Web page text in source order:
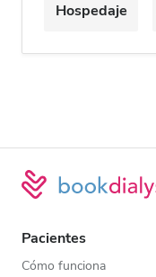
Hospedaje
Pacientes
Cómo funciona